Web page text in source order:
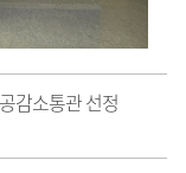
감소통관 선정